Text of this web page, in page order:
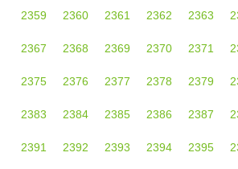
2359 2360 2361 2362 2363
2367 2368 2369 2370 2371
2375 2376 2377 2378 2379
2383 2384 2385 2386 2387
2391 2392 2393 2394 2395